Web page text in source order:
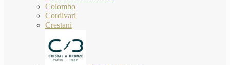
Colombo
Cordivari
Crestani